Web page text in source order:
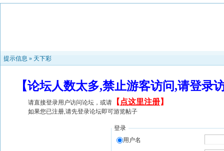
提示信息 » 天下彩
【论坛人数太多,禁止游客访问,请登
请直接登录用户访问论坛，或请 【 点这里注册】
如果您已注册,请先登录论坛即可游览帖子
登录
用户名